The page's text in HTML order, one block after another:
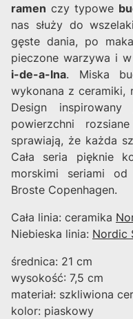
ramen czy typowe
nas służy do
gęste dania, po
pieczone warzywa i
i-de-a-lna. Miska
wykonana z ceramiki,
Design
powierzchni
sprawiają, że każda
Cała seria pięknie
morskimi seriami od
Broste Copenhagen.
Cała linia: ceramika
Niebieska linia: Nordic
średnica: 21 cm
wysokość: 7,5 cm
materiał: szkliwiona
kolor: piaskowy